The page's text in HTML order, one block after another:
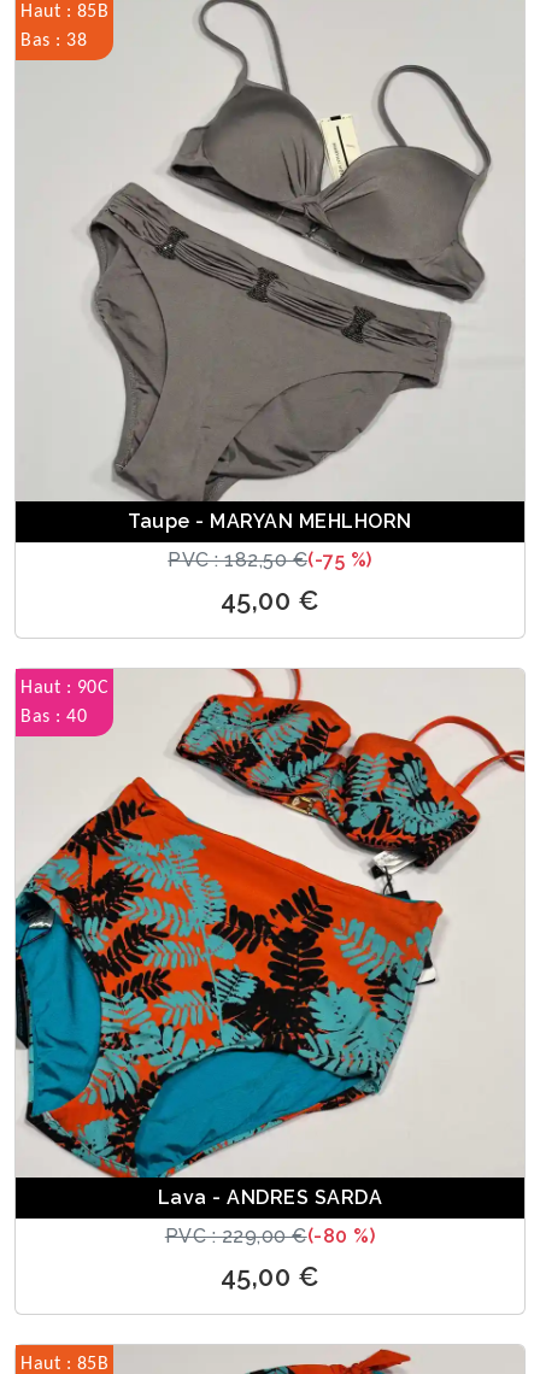
Haut : 85B
Bas : 38
Taupe - MARYAN MEHLHORN
PVC : 182,50 €(-75 %)
45,00 €
Haut : 90C
Bas : 40
Lava - ANDRES SARDA
PVC : 229,00 €(-80 %)
45,00 €
Haut : 85B